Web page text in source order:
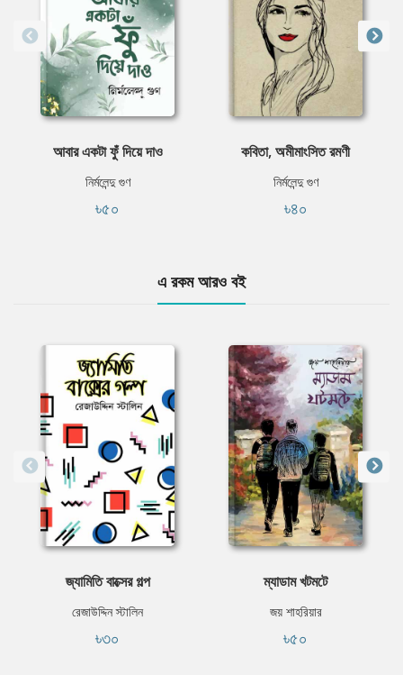
আবার একটা ফুঁ দিয়ে দাও
নির্মলেন্দু গুণ
৳৫০
কবিতা, অমীমাংসিত রমণী
নির্মলেন্দু গুণ
৳৪০
এ রকম আরও বই
জ্যামিতি বাক্সের গল্প
রেজাউদ্দিন স্টালিন
৳৩০
ম্যাডাম খটমটে
জয় শাহরিয়ার
৳৫০